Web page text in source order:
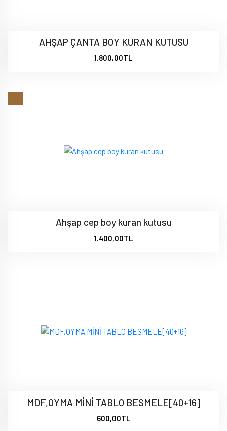
AHŞAP ÇANTA BOY KURAN KUTUSU
1.800,00TL
Ahşap cep boy kuran kutusu
1.400,00TL
MDF,OYMA MİNİ TABLO BESMELE[40+16]
600,00TL